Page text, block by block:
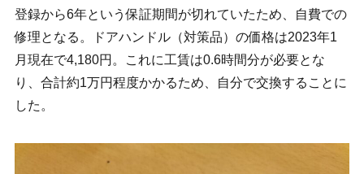
登録から6年という保証期間が切れていたため、自費での
修理となる。ドアハンドル（対策品）の価格は2023年1
月現在で4,180円。これに工賃は0.6時間分が必要とな
り、合計約1万円程度かかるため、自分で交換することに
した。